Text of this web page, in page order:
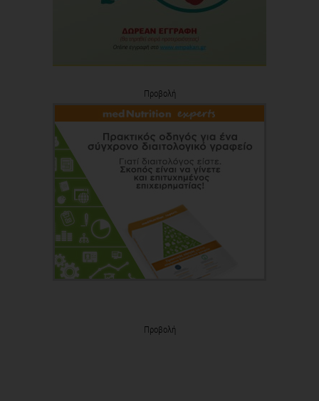
Προβολή
Προβολή